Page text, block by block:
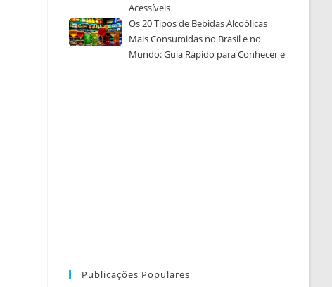
Acessíveis
Os 20 Tipos de Bebidas Alcoólicas
Mais Consumidas no Brasil e no
Mundo: Guia Rápido para Conhecer e
Publicações Populares